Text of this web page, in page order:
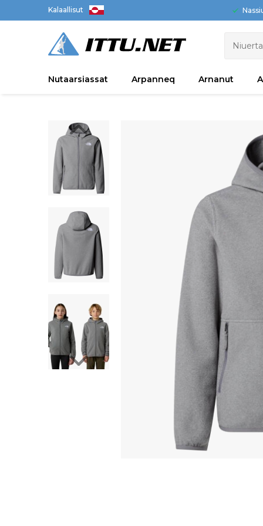
Kalaallisut
Nutaarsiassat Arpanneq Arnanut